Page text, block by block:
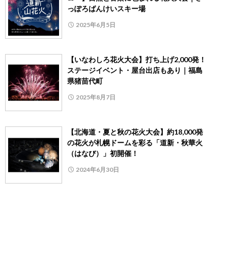
っぽろばんけいスキー場
2025年6月5日
【いなわしろ花火大会】打ち上げ2,000発！
ステージイベント・屋台出店もあり｜福島
県猪苗代町
2025年8月7日
【北海道・夏と秋の花火大会】約18,000発
の花火が札幌ドームを彩る「道新・秋華火
（はなび）」初開催！
2024年6月30日